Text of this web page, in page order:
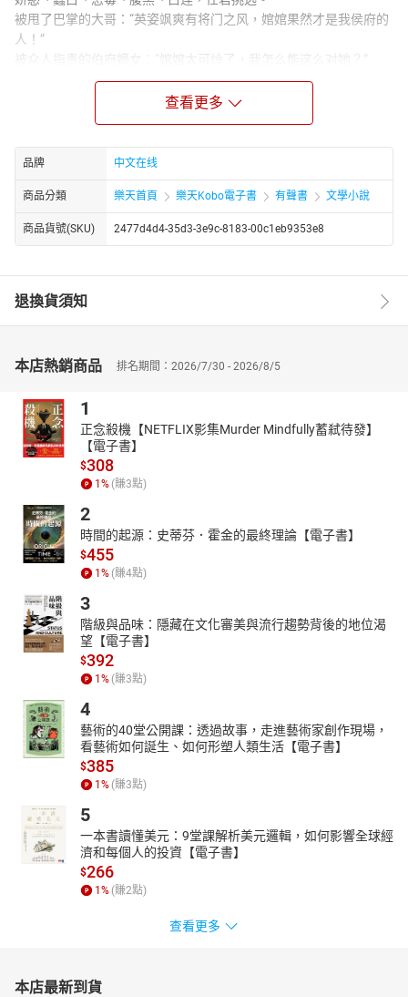
被甩了巴掌的大哥：“英姿飒爽有将门之风，婠婠果然才是我侯府的
人！”
被众人指责的伯府嫡女：“婠婠太可怜了，我怎么能这么对她？”
被骂到抬不起头的纨绔公子哥：“婠婠说的对，我简直一无是处！”
只有某个披着羊皮的太子爷，冷哼一声：“来，请继续你的表演。”
秦婠：“太子哥哥在说什么，人家听不懂呢……”
查看更多
品牌 中文在线
商品分類 樂天首頁 樂天Kobo電子書 有聲書 文學小說
商品貨號(SKU) 2477d4d4-35d3-3e9c-8183-00c1eb9353e8
退換貨須知
本店熱銷商品 排名期間：2026/7/30 - 2026/8/5
1
正念殺機【NETFLIX影集Murder Mindfully蓄弒待發】
【電子書】
$308
1 % (賺3點)
2
時間的起源：史蒂芬．霍金的最終理論【電子書】
$455
1 % (賺4點)
3
階級與品味：隱藏在文化審美與流行趨勢背後的地位渴
望【電子書】
$392
1 % (賺3點)
4
藝術的40堂公開課：透過故事，走進藝術家創作現場，
看藝術如何誕生、如何形塑人類生活【電子書】
$385
1 % (賺3點)
5
一本書讀懂美元：9堂課解析美元邏輯，如何影響全球經
濟和每個人的投資【電子書】
$266
1 % (賺2點)
查看更多
本店最新到貨